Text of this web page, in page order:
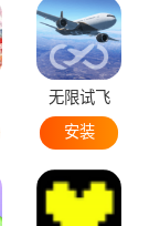
无限试飞
安装